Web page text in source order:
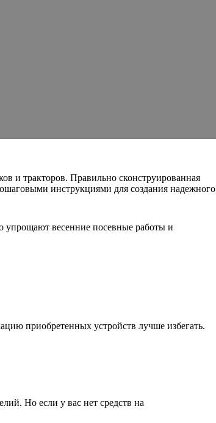
и тракторов. Правильно сконструированная
инструкциями для создания надежного
упрощают весенние посевные работы и
приобретенных устройств лучше избегать.
Но если у вас нет средств на